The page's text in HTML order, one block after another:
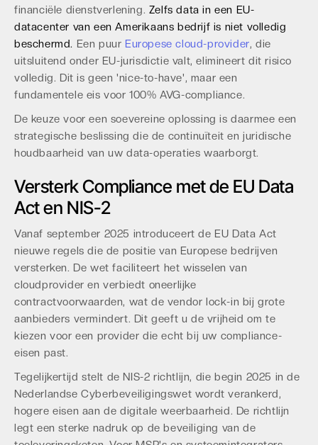
financiële dienstverlening. Zelfs data in een EU-
datacenter van een Amerikaans bedrijf is niet volledig
beschermd. Een puur Europese cloud-provider, die
uitsluitend onder EU-jurisdictie valt, elimineert dit risico
volledig. Dit is geen 'nice-to-have', maar een
fundamentele eis voor 100% AVG-compliance.
De keuze voor een soevereine oplossing is daarmee een
strategische beslissing die de continuïteit en juridische
houdbaarheid van uw data-operaties waarborgt.
Versterk Compliance met de EU Data
Act en NIS-2
Vanaf september 2025 introduceert de EU Data Act
nieuwe regels die de positie van Europese bedrijven
versterken. De wet faciliteert het wisselen van
cloudprovider en verbiedt oneerlijke
contractvoorwaarden, wat de vendor lock-in bij grote
aanbieders vermindert. Dit geeft u de vrijheid om te
kiezen voor een provider die echt bij uw compliance-
eisen past.
Tegelijkertijd stelt de NIS-2 richtlijn, die begin 2025 in de
Nederlandse Cyberbeveiligingswet wordt verankerd,
hogere eisen aan de digitale weerbaarheid. De richtlijn
legt een sterke nadruk op de beveiliging van de